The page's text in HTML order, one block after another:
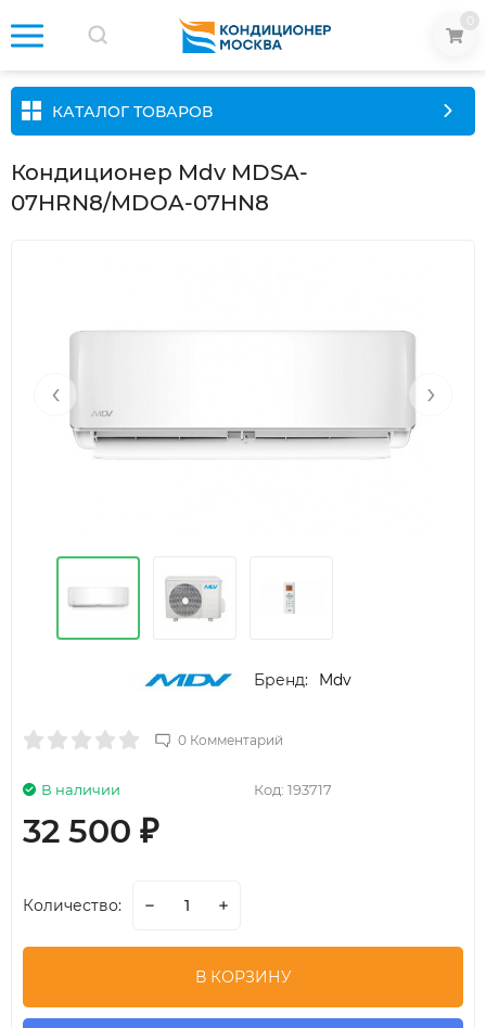
КАТАЛОГ ТОВАРОВ
Кондиционер Mdv MDSA-
07HRN8/MDOA-07HN8
‹ ›
Бренд: Mdv
0 Комментарий
Код: 193717
В наличии
32 500 ₽
Количество:
В КОРЗИНУ